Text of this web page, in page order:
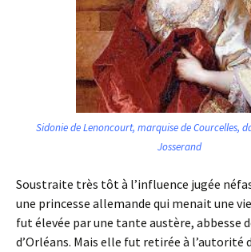
Sidonie de Lenoncourt, marquise de Courcelles,
Josserand
Soustraite très tôt à l’influence jugée
une princesse allemande qui menait une
fut élevée par une tante austère, abbesse
d’Orléans. Mais elle fut retirée à l’autorité